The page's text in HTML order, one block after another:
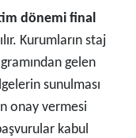
dönemi final
Kurumların staj
gelen
sunulması
onay vermesi
kabul